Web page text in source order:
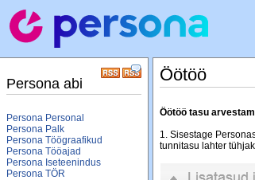
Persona abi
Persona Personal
Persona Palk
Persona Töögraafikud
Persona Tööajad
Persona Iseteenindus
Persona TÖR
Öötöö
Öötöö tasu
1. Sisestage
tunnitasu lahter